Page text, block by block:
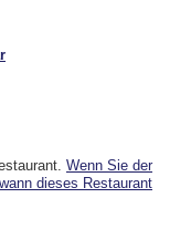
Wenn Sie der
dieses Restaurant